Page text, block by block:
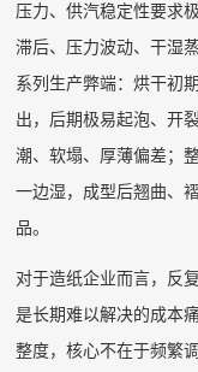
压力、供汽稳定性要求
滞后、压力波动、干湿
系列生产弊端：烘干初
出，后期极易起泡、开
潮、软塌、厚薄偏差；
一边湿，成型后翘曲、
品。
对于造纸企业而言，反
是长期难以解决的成本
整度，核心不在于频繁